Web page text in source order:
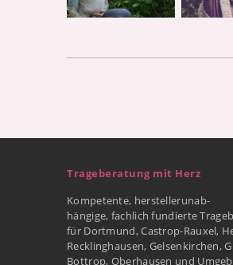
Trageberatung mit Herz
Kompetente, herstellerunab-
hängige, fachlich fundierte
für Dortmund, Castrop-Rauxel,
Recklinghausen, Gelsenkirchen,
Bottrop, Oberhausen und